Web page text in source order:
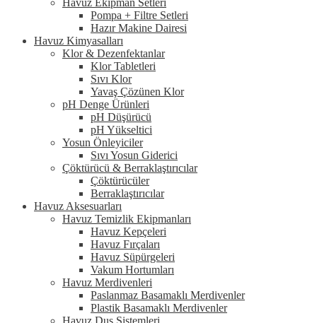
Havuz Ekipman Setleri
Pompa + Filtre Setleri
Hazır Makine Dairesi
Havuz Kimyasalları
Klor & Dezenfektanlar
Klor Tabletleri
Sıvı Klor
Yavaş Çözünen Klor
pH Denge Ürünleri
pH Düşürücü
pH Yükseltici
Yosun Önleyiciler
Sıvı Yosun Giderici
Çöktürücü & Berraklaştırıcılar
Çöktürücüler
Berraklaştırıcılar
Havuz Aksesuarları
Havuz Temizlik Ekipmanları
Havuz Kepçeleri
Havuz Fırçaları
Havuz Süpürgeleri
Vakum Hortumları
Havuz Merdivenleri
Paslanmaz Basamaklı Merdivenler
Plastik Basamaklı Merdivenler
Havuz Duş Sistemleri